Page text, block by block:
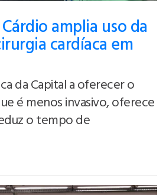
amplia uso da
cardíaca em
da Capital a oferecer o
é menos invasivo, oferece
o tempo de